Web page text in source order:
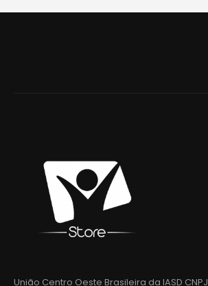
União Centro Oeste Brasileira da IASD CNPJ